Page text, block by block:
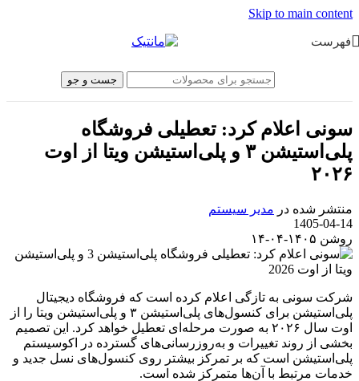
Skip to main content
فهرست
جست و جو
سونی اعلام کرد: تعطیلی فروشگاه
پلی‌استیشن ۳ و پلی‌استیشن ویتا از اوت
۲۰۲۶
منتشر شده در مدیر سیستم
1405-04-14
روشن ۱۴۰۵-۰۴-۱۴
شرکت سونی به تازگی اعلام کرده است که فروشگاه دیجیتال
پلی‌استیشن برای کنسول‌های پلی‌استیشن ۳ و پلی‌استیشن ویتا را از
اوت سال ۲۰۲۶ به صورت مرحله‌ای تعطیل خواهد کرد. این تصمیم
بخشی از روند تغییرات و به‌روزرسانی‌های گسترده در اکوسیستم
پلی‌استیشن است که بر تمرکز بیشتر روی کنسول‌های نسل جدید و
خدمات مرتبط با آن‌ها متمرکز شده است.